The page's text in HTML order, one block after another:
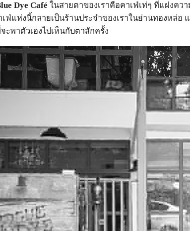
Dye Café ในสายตาของเราคือคาเฟ่เท่ๆ ที่แฝงค
ฟ่แห่งนี้กลายเป็นร้านประจำของเราในย่านทองหล่อ
ะพาตัวเองไปเห็นกับตาสักครั้ง